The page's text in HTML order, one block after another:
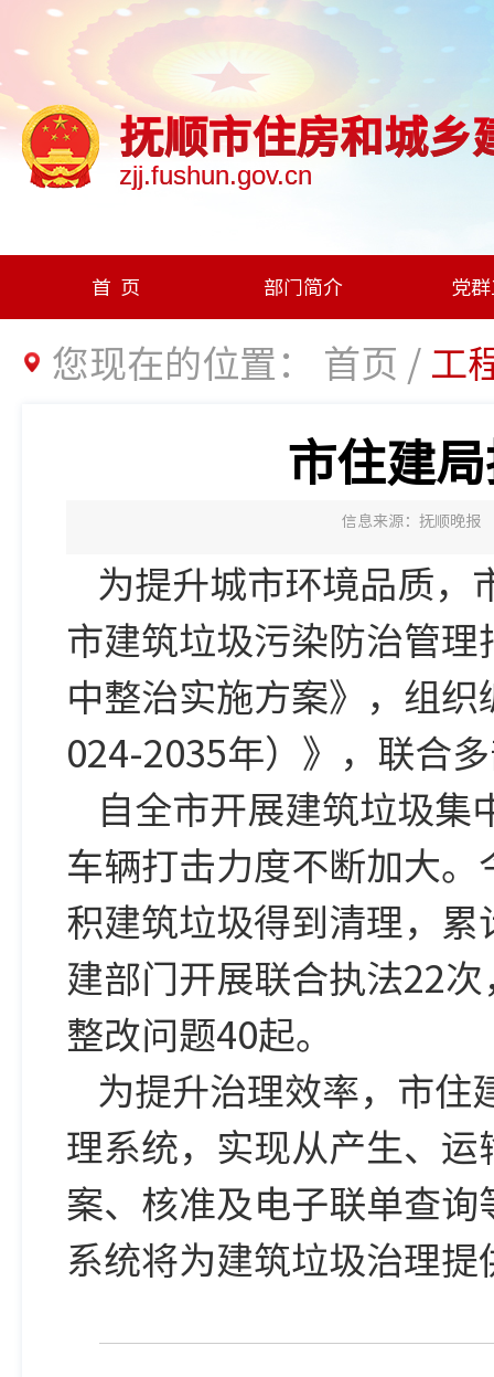
抚顺市住房和城乡
zjj.fushun.gov.cn
首页 部门简介 党
您现在的位置： 首页 /工
市住建
信息来源：抚顺晚报
为提升城市环境品质，
市建筑垃圾污染防治管
中整治实施方案》，组
024-2035年）》，联合
自全市开展建筑垃圾
车辆打击力度不断加大
积建筑垃圾得到清理，
建部门开展联合执法22
整改问题40起。
为提升治理效率，市住
理系统，实现从产生、
案、核准及电子联单查
系统将为建筑垃圾治理